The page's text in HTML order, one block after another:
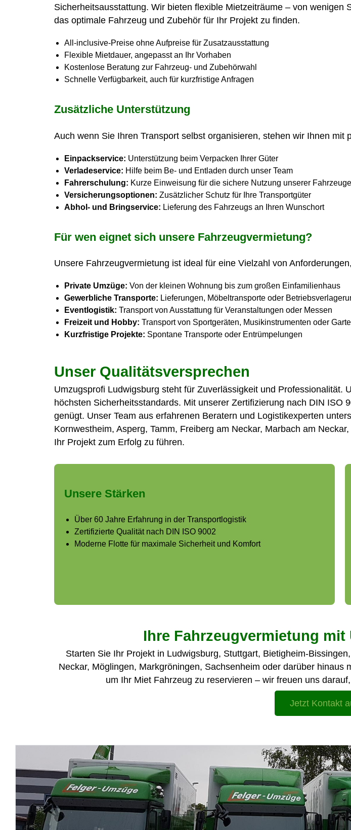
Sicherheitsausstattung. Wir bieten flexible Mietzeiträume – von
das optimale Fahrzeug und Zubehör für Ihr Projekt zu finden.
All-inclusive-Preise ohne Aufpreise für Zusatzausstattung
Flexible Mietdauer, angepasst an Ihr Vorhaben
Kostenlose Beratung zur Fahrzeug- und Zubehörwahl
Schnelle Verfügbarkeit, auch für kurzfristige Anfragen
Zusätzliche Unterstützung
Auch wenn Sie Ihren Transport selbst organisieren, stehen wir Ihnen
Einpackservice: Unterstützung beim Verpacken Ihrer Güter
Verladeservice: Hilfe beim Be- und Entladen durch unser Team
Fahrerschulung: Kurze Einweisung für die sichere Nutzung unserer Fahrzeuge
Versicherungsoptionen: Zusätzlicher Schutz für Ihre Transportgüter
Abhol- und Bringservice: Lieferung des Fahrzeugs an Ihren Wunschort
Für wen eignet sich unsere Fahrzeugvermietung?
Unsere Fahrzeugvermietung ist ideal für eine Vielzahl von
Private Umzüge: Von der kleinen Wohnung bis zum großen Einfamilienhaus
Gewerbliche Transporte: Lieferungen, Möbeltransporte oder
Eventlogistik: Transport von Ausstattung für Veranstaltungen oder Messen
Freizeit und Hobby: Transport von Sportgeräten, Musikinstrumenten oder
Kurzfristige Projekte: Spontane Transporte oder Entrümpelungen
Unser Qualitätsversprechen
Umzugsprofi Ludwigsburg steht für Zuverlässigkeit und
höchsten Sicherheitsstandards. Mit unserer Zertifizierung nach DIN
genügt. Unser Team aus erfahrenen Beratern und Logistikexperten
Kornwestheim, Asperg, Tamm, Freiberg am Neckar, Marbach am
Ihr Projekt zum Erfolg zu führen.
Unsere Stärken
Über 60 Jahre Erfahrung in der Transportlogistik
Zertifizierte Qualität nach DIN ISO 9002
Moderne Flotte für maximale Sicherheit und Komfort
Ihre Fahrzeugvermietung
Starten Sie Ihr Projekt in Ludwigsburg, Stuttgart, Bietigheim-
Neckar, Möglingen, Markgröningen, Sachsenheim oder darüber
um Ihr Miet Fahrzeug zu reservieren – wir freuen uns
Jetzt Kontakt